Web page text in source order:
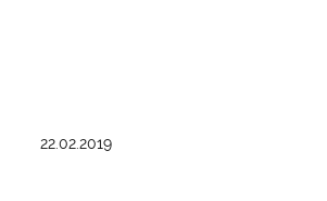
22.02.2019